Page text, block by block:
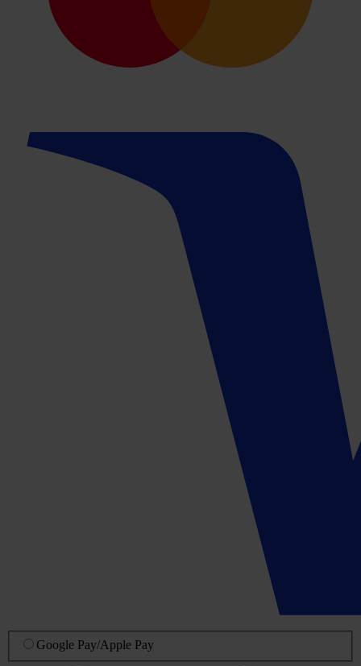
Google Pay/Apple Pay